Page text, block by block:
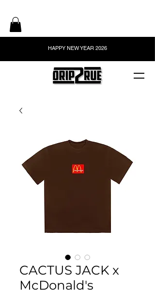
HAPPY NEW YEAR 2026
CACTUS JACK x
McDonald's